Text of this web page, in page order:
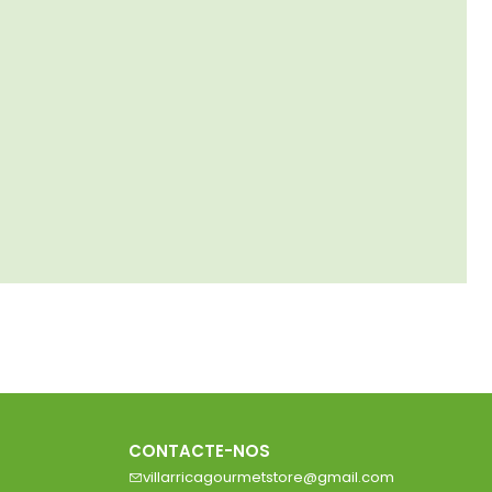
CONTACTE-NOS
villarricagourmetstore@gmail.com